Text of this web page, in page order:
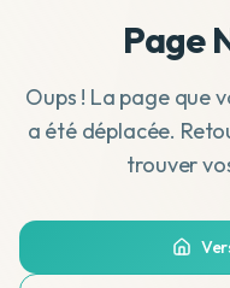
Page
Oups ! La page que
a été déplacée.
trouver